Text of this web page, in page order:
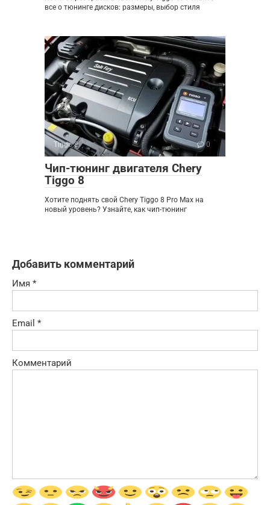
все о тюнинге дисков: размеры, выбор стиля
Tiggo 8 0
Чип-тюнинг двигателя Chery
Tiggo 8
Хотите поднять свой Chery Tiggo 8 Pro Max на
новый уровень? Узнайте, как чип-тюнинг
Добавить комментарий
Имя *
Email *
Комментарий